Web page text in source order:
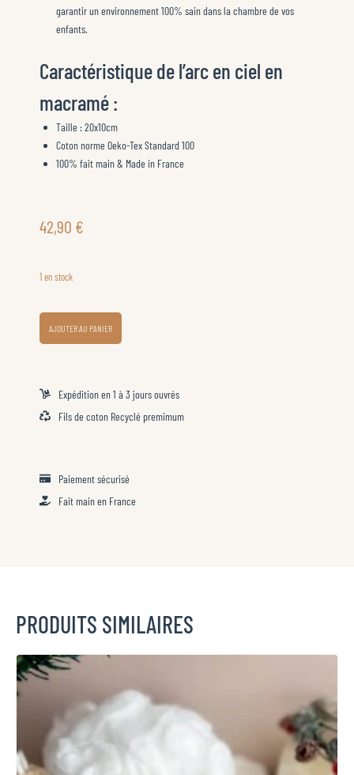
garantir un environnement 100% sain dans la chambre de vos
enfants.
Caractéristique de l’arc en ciel en
macramé :
Taille : 20x10cm
Coton norme Oeko-Tex Standard 100
100% fait main & Made in France
42,90 €
1 en stock
de
en-
Ciel
–
Tons
AJOUTER AU PANIER
Expédition en 1 à 3 jours ouvrés
Fils de coton Recyclé premimum
Paiement sécurisé
Fait main en France
PRODUITS SIMILAIRES